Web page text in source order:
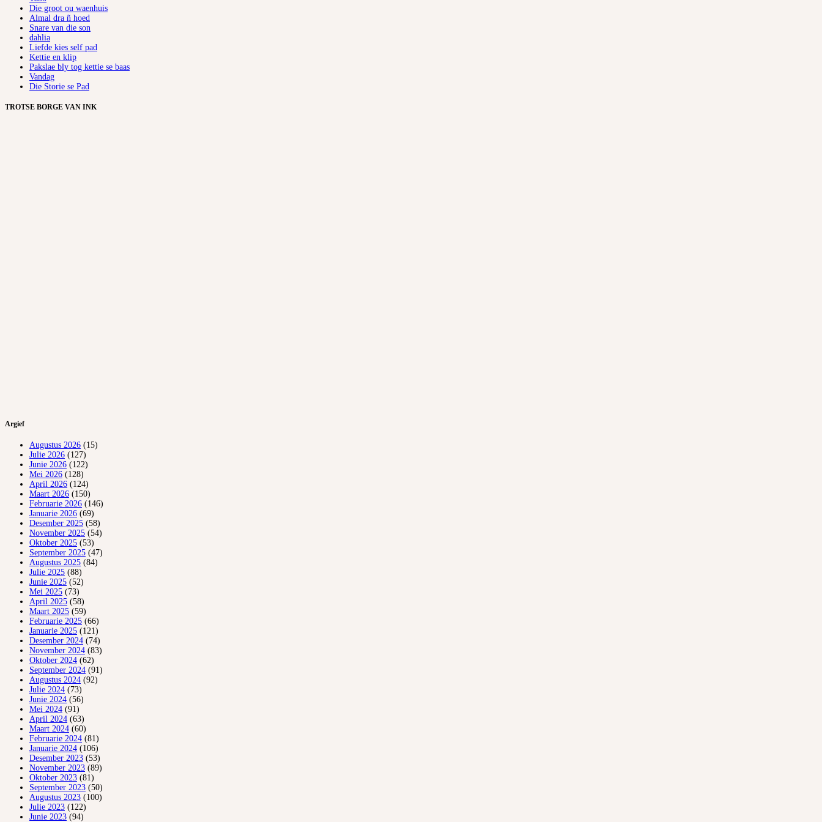
Die groot ou waenhuis
Almal dra ñ hoed
Snare van die son
dahlia
Liefde kies self pad
Kettie en klip
Pakslae bly tog kettie se baas
Vandag
Die Storie se Pad
TROTSE BORGE VAN INK
Argief
Augustus 2026 (15)
Julie 2026 (127)
Junie 2026 (122)
Mei 2026 (128)
April 2026 (124)
Maart 2026 (150)
Februarie 2026 (146)
Januarie 2026 (69)
Desember 2025 (58)
November 2025 (54)
Oktober 2025 (53)
September 2025 (47)
Augustus 2025 (84)
Julie 2025 (88)
Junie 2025 (52)
Mei 2025 (73)
April 2025 (58)
Maart 2025 (59)
Februarie 2025 (66)
Januarie 2025 (121)
Desember 2024 (74)
November 2024 (83)
Oktober 2024 (62)
September 2024 (91)
Augustus 2024 (92)
Julie 2024 (73)
Junie 2024 (56)
Mei 2024 (91)
April 2024 (63)
Maart 2024 (60)
Februarie 2024 (81)
Januarie 2024 (106)
Desember 2023 (53)
November 2023 (89)
Oktober 2023 (81)
September 2023 (50)
Augustus 2023 (100)
Julie 2023 (122)
Junie 2023 (94)